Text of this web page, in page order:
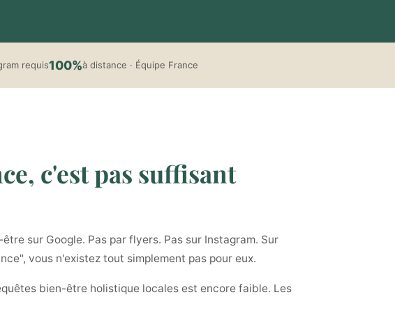
requis100%à distance · Équipe France
c'est pas suffisant
sur Google. Pas par flyers. Pas sur Instagram. Sur
vous n'existez tout simplement pas pour eux.
bien-être holistique locales est encore faible. Les